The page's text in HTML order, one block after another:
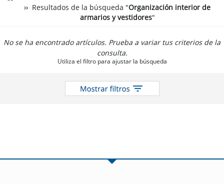
Resultados de la búsqueda "Organización interior de
armarios y vestidores"
No se ha encontrado artículos. Prueba a variar tus criterios de la
consulta.
Utiliza el filtro para ajustar la búsqueda